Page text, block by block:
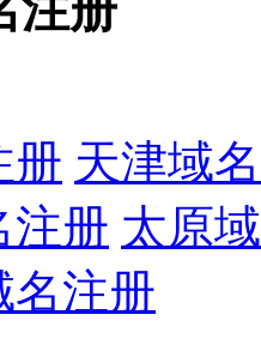
册 天津域
注册 太原
名注册